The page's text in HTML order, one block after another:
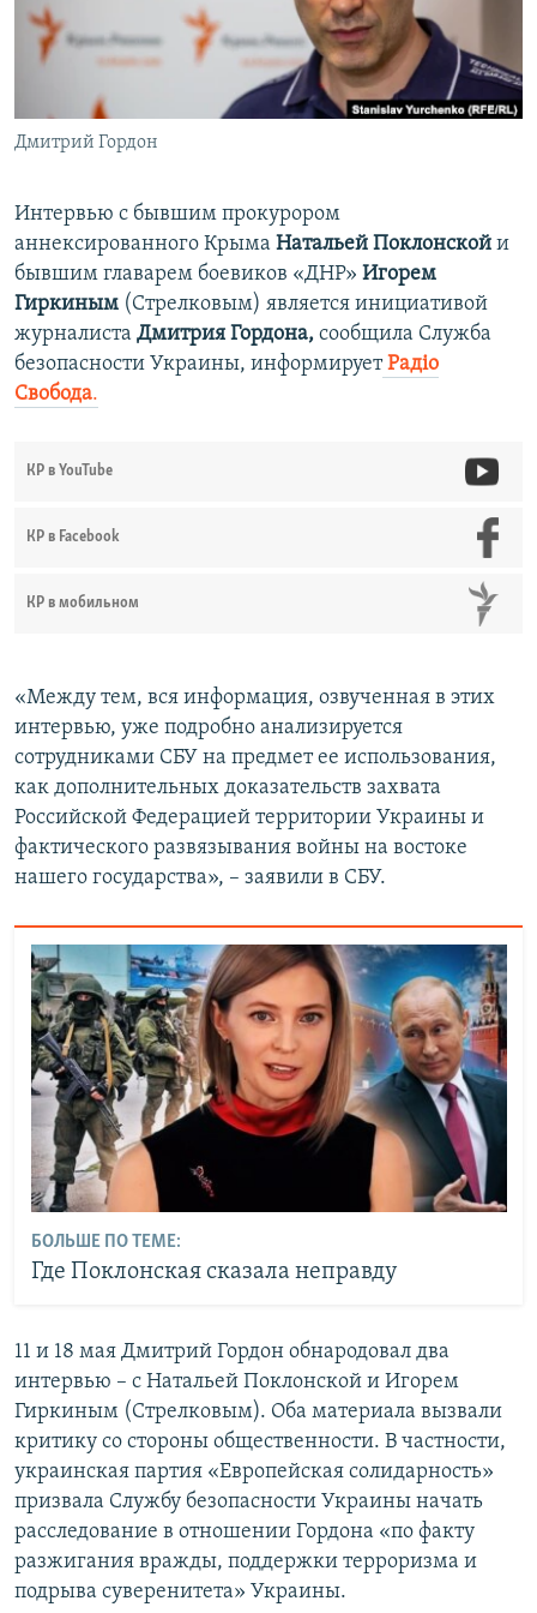
ПОБЕДИТЕЛЕЙ НЕ СУДЯТ?
КРЫМ.НЕПОКОРЕННЫЙ
УКРАИНСКАЯ ПРОБЛЕМА КРЫМА
ПРИСОЕДИНЯЙТЕСЬ!
Дмитрий Гордон
Интервью с бывшим прокурором
аннексированного Крыма Натальей Поклонской и
бывшим главарем боевиков «ДНР» Игорем
Гиркиным (Стрелковым) является инициативой
журналиста Дмитрия Гордона, сообщила Служба
безопасности Украины, информирует Радіо
Свобода.
КР в YouTube
КР в Facebook
КР в мобильном
«Между тем, вся информация, озвученная в этих
интервью, уже подробно анализируется
сотрудниками СБУ на предмет ее использования,
как дополнительных доказательств захвата
Российской Федерацией территории Украины и
фактического развязывания войны на востоке
нашего государства», – заявили в СБУ.
БОЛЬШЕ ПО ТЕМЕ:
Где Поклонская сказала неправду
11 и 18 мая Дмитрий Гордон обнародовал два
интервью – с Натальей Поклонской и Игорем
Гиркиным (Стрелковым). Оба материала вызвали
критику со стороны общественности. В частности,
украинская партия «Европейская солидарность»
призвала Службу безопасности Украины начать
расследование в отношении Гордона «по факту
разжигания вражды, поддержки терроризма и
подрыва суверенитета» Украины.